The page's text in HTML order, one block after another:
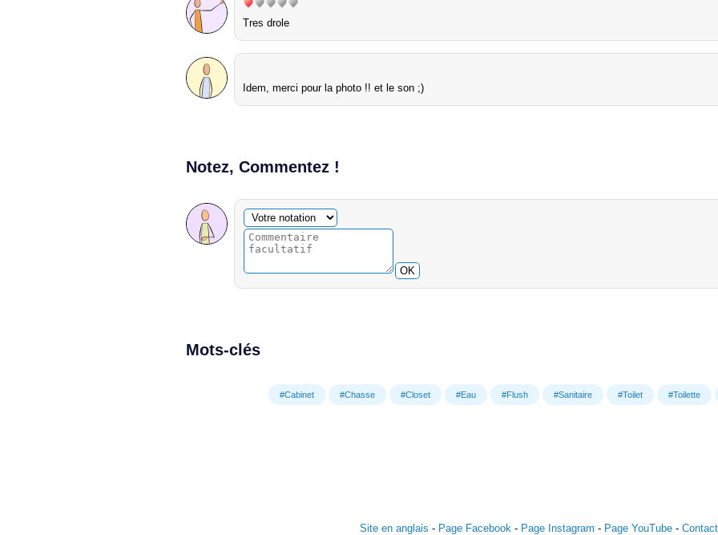
Tres drole
Idem, merci pour la photo !! et le son ;)
Notez, Commentez !
Commentaire facultatif
Votre notation
OK
Mots-clés
#Cabinet #Chasse #Closet #Eau #Flush #Sanitaire #Toilet #Toilette
Site en anglais - Page Facebook - Page Instagram - Page YouTube- Contact